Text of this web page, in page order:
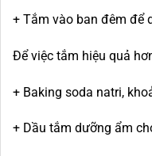
+ Tắm vào ban đêm để
Để việc tắm hiệu quả
+ Baking soda natri,
+ Dầu tắm dưỡng ẩm